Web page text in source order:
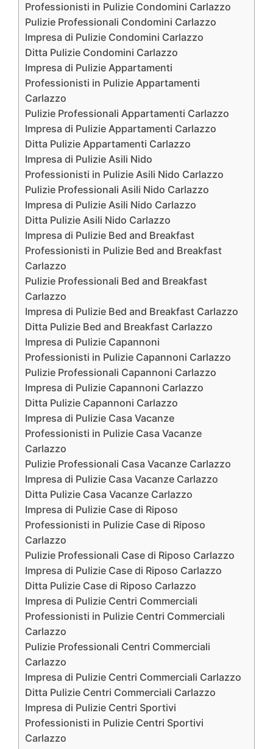
Professionisti in Pulizie Condomini Carlazzo
Pulizie Professionali Condomini Carlazzo
Impresa di Pulizie Condomini Carlazzo
Ditta Pulizie Condomini Carlazzo
Impresa di Pulizie Appartamenti
Professionisti in Pulizie Appartamenti
Carlazzo
Pulizie Professionali Appartamenti Carlazzo
Impresa di Pulizie Appartamenti Carlazzo
Ditta Pulizie Appartamenti Carlazzo
Impresa di Pulizie Asili Nido
Professionisti in Pulizie Asili Nido Carlazzo
Pulizie Professionali Asili Nido Carlazzo
Impresa di Pulizie Asili Nido Carlazzo
Ditta Pulizie Asili Nido Carlazzo
Impresa di Pulizie Bed and Breakfast
Professionisti in Pulizie Bed and Breakfast
Carlazzo
Pulizie Professionali Bed and Breakfast
Carlazzo
Impresa di Pulizie Bed and Breakfast Carlazzo
Ditta Pulizie Bed and Breakfast Carlazzo
Impresa di Pulizie Capannoni
Professionisti in Pulizie Capannoni Carlazzo
Pulizie Professionali Capannoni Carlazzo
Impresa di Pulizie Capannoni Carlazzo
Ditta Pulizie Capannoni Carlazzo
Impresa di Pulizie Casa Vacanze
Professionisti in Pulizie Casa Vacanze
Carlazzo
Pulizie Professionali Casa Vacanze Carlazzo
Impresa di Pulizie Casa Vacanze Carlazzo
Ditta Pulizie Casa Vacanze Carlazzo
Impresa di Pulizie Case di Riposo
Professionisti in Pulizie Case di Riposo
Carlazzo
Pulizie Professionali Case di Riposo Carlazzo
Impresa di Pulizie Case di Riposo Carlazzo
Ditta Pulizie Case di Riposo Carlazzo
Impresa di Pulizie Centri Commerciali
Professionisti in Pulizie Centri Commerciali
Carlazzo
Pulizie Professionali Centri Commerciali
Carlazzo
Impresa di Pulizie Centri Commerciali Carlazzo
Ditta Pulizie Centri Commerciali Carlazzo
Impresa di Pulizie Centri Sportivi
Professionisti in Pulizie Centri Sportivi
Carlazzo